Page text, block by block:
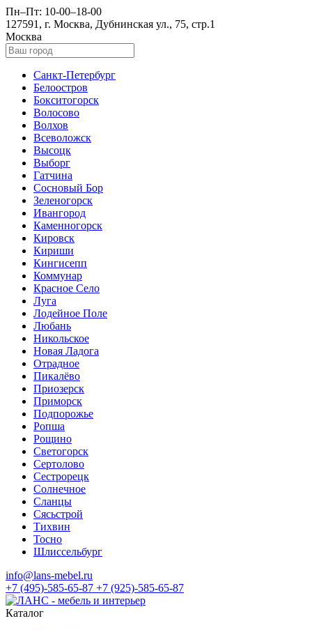
Пн–Пт: 10-00–18-00
127591, г. Москва, Дубнинская ул., 75, стр.1
Москва
Санкт-Петербург
Белоостров
Бокситогорск
Волосово
Волхов
Всеволожск
Высоцк
Выборг
Гатчина
Сосновый Бор
Зеленогорск
Ивангород
Каменногорск
Кировск
Кириши
Кингисепп
Коммунар
Красное Село
Луга
Лодейное Поле
Любань
Никольское
Новая Ладога
Отрадное
Пикалёво
Приозерск
Приморск
Подпорожье
Ропша
Рощино
Светогорск
Сертолово
Сестрорецк
Солнечное
Сланцы
Сясьстрой
Тихвин
Тосно
Шлиссельбург
info@lans-mebel.ru
+7 (495)-585-65-87 +7 (925)-585-65-87
Каталог